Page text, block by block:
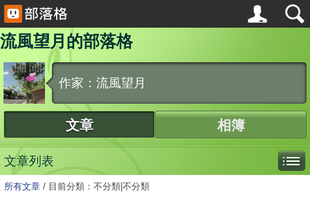
流風望月的部落格
作家：流風望月
文章 相簿
文章列表
所有文章 / 目前分類：不分類|不分類